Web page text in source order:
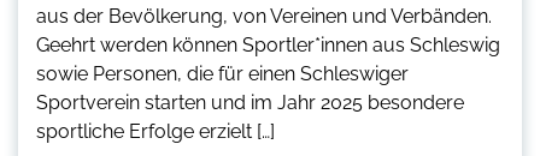
aus der Bevölkerung, von Vereinen und Verbänden.
Geehrt werden können Sportler*innen aus Schleswig
sowie Personen, die für einen Schleswiger
Sportverein starten und im Jahr 2025 besondere
sportliche Erfolge erzielt […]